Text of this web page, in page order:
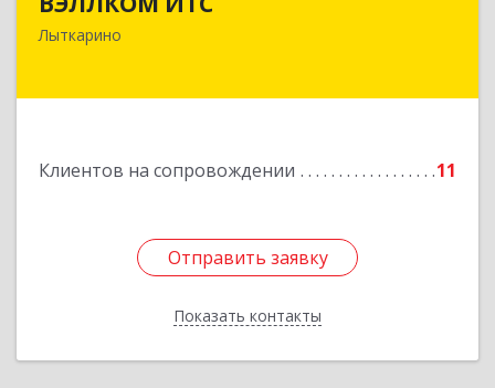
Лыткарино
Клиентов на сопровождении 11
Отправить заявку
Показать контакты
Лыткарино г, Первомайская ул, дом № 3/5,
Отправить заявку
Назад